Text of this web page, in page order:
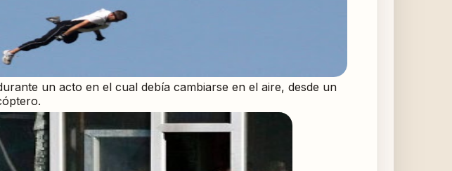
un acto en el cual debía cambiarse en el aire, desde un